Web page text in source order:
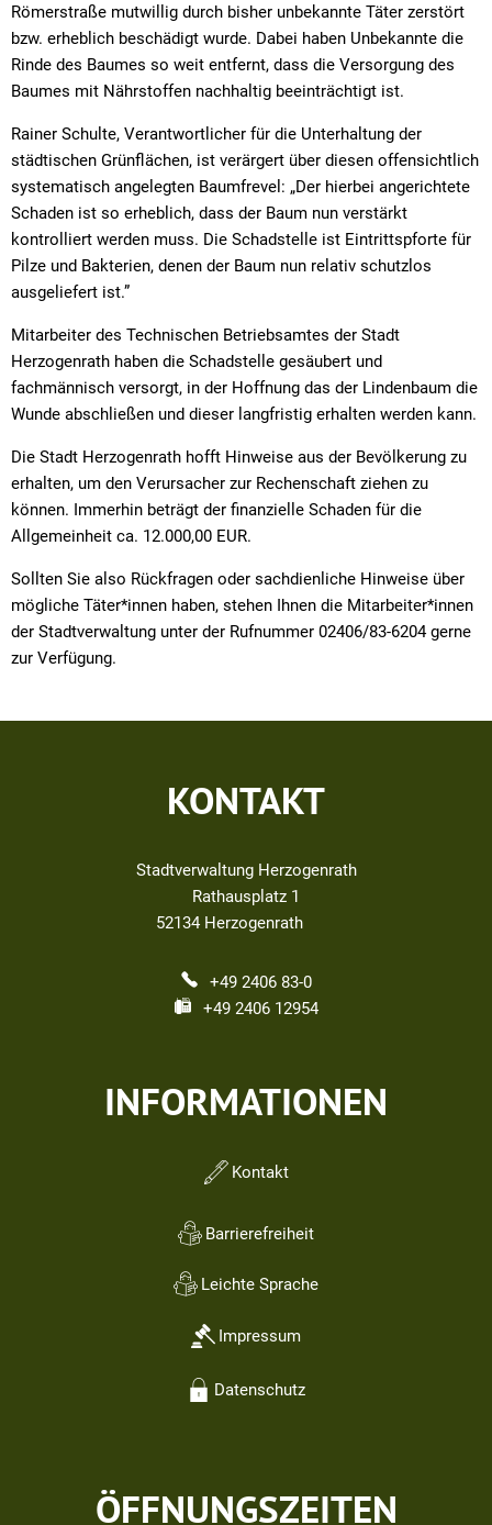
Römerstraße mutwillig durch bisher unbekannte Täter zerstört
bzw. erheblich beschädigt wurde. Dabei haben Unbekannte die
Rinde des Baumes so weit entfernt, dass die Versorgung des
Baumes mit Nährstoffen nachhaltig beeinträchtigt ist.
Rainer Schulte, Verantwortlicher für die Unterhaltung der
städtischen Grünflächen, ist verärgert über diesen offensichtlich
systematisch angelegten Baumfrevel: „Der hierbei angerichtete
Schaden ist so erheblich, dass der Baum nun verstärkt
kontrolliert werden muss. Die Schadstelle ist Eintrittspforte für
Pilze und Bakterien, denen der Baum nun relativ schutzlos
ausgeliefert ist.”
Mitarbeiter des Technischen Betriebsamtes der Stadt
Herzogenrath haben die Schadstelle gesäubert und
fachmännisch versorgt, in der Hoffnung das der Lindenbaum die
Wunde abschließen und dieser langfristig erhalten werden kann.
Die Stadt Herzogenrath hofft Hinweise aus der Bevölkerung zu
erhalten, um den Verursacher zur Rechenschaft ziehen zu
können. Immerhin beträgt der finanzielle Schaden für die
Allgemeinheit ca. 12.000,00 EUR.
Sollten Sie also Rückfragen oder sachdienliche Hinweise über
mögliche Täter*innen haben, stehen Ihnen die Mitarbeiter*innen
der Stadtverwaltung unter der Rufnummer 02406/83-6204 gerne
zur Verfügung.
KONTAKT
Stadtverwaltung Herzogenrath
Rathausplatz 1
52134 Herzogenrath
+49 2406 83-0
+49 2406 12954
INFORMATIONEN
Kontakt
Barrierefreiheit
Leichte Sprache
Impressum
Datenschutz
ÖFFNUNGSZEITEN